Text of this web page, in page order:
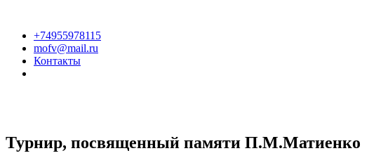
+74955978115
mofv@mail.ru
Контакты
Турнир, посвященный памяти П.М.Матиенко